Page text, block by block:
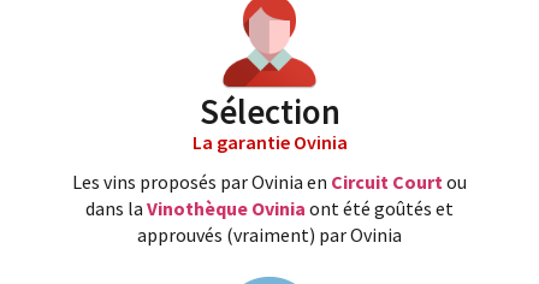
Sélection
La garantie Ovinia
Les vins proposés par Ovinia en Circuit Court ou
dans la Vinothèque Ovinia ont été goûtés et
approuvés (vraiment) par Ovinia